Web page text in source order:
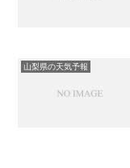
山梨県の天気予報